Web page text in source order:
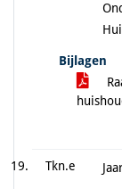
Bijlagen
Tkn.e